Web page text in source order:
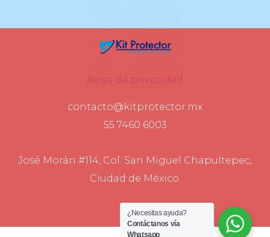
Aviso de privacidad
contacto@kitprotector.mx
55 7460 6003
José Morán #114, Col. San Miguel Chapultepec,
Ciudad de México.
¿Necesitas ayuda?
Contáctanos vía
Whatsapp